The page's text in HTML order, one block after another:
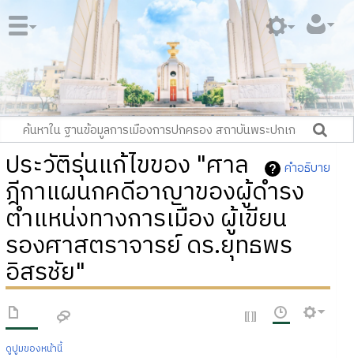
คำอธิบาย
ประวัติรุ่นแก้ไขของ "ศาล
ฎีกาแผนกคดีอาญาของผู้ดำรง
ตำแหน่งทางการเมือง ผู้เขียน
รองศาสตราจารย์ ดร.ยุทธพร
อิสรชัย"
ดูปูมของหน้านี้